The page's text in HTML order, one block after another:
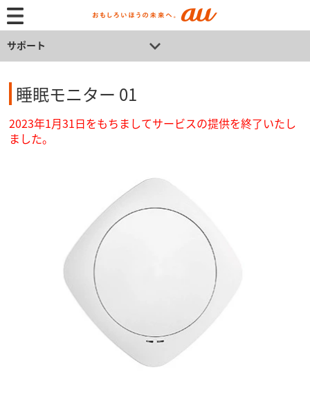
サポート
睡眠モニター 01
2023年1月31日をもちましてサービスの提供を終了いたし
ました。